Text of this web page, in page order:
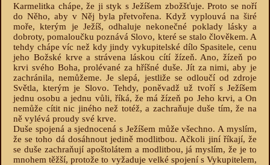
Karmelitka chápe, že ji styk s Ježíšem zbožšťuje. Proto se noří
do Něho, aby v Něj byla přetvořena. Když vyplouvá na širé
moře, kterým je Ježíš, odhaluje nekonečné poklady lásky a
dobroty, pomaloučku poznává Slovo, které se stalo člověkem. A
tehdy chápe víc než kdy jindy vykupitelské dílo Spasitele, cenu
jeho Božské krve a strávena láskou cítí žízeň. Ano, žízeň po
krvi svého Boha, prolévané za hříšné duše. Jít za nimi, aby je
zachránila, nemůžeme. Je slepá, jestliže se odloučí od zdroje
Světla, kterým je Slovo. Tehdy, poněvadž už tvoří s Ježíšem
jednu osobu a jednu vůli, říká, že má žízeň po Jeho krvi, a On
nemůže cítit nic jiného než totéž, a zachraňuje duše tím, že na
ně vylévá proudy své krve.
Duše spojená a sjednocená s Ježíšem může všechno. A myslím,
že se toho dá dosáhnout jedině modlitbou. Ačkoli jiní říkají, že
se duše zachraňují apoštolátem a modlitbou, já myslím, že je to
mnohem těžší, protože to vyžaduje velké spojení s Vykupitelem,